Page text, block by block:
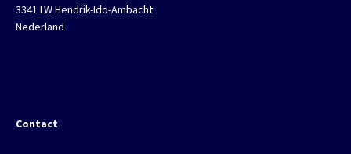
3341 LW Hendrik-Ido-Ambacht
Nederland
Contact